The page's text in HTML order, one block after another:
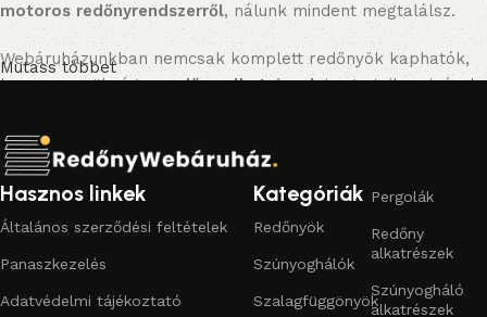
motoros redőnyrendszerről, nálunk mindent megtalálsz.
Webáruházunkban nemcsak komplett redőnyök kaphatók,
hanem a szükségesredőny alkatrészekis: gurtnik, zsinórok,
Emellett praktikus
kivitelben) és kiegészítőket is kínálunk, hogy otthonod
kényelmes és biztonságos legyen.
Miért érdemes a Redőny Webáruházat választani?
műanyag redőnytől az alumínium
redőnyön át a motoros megoldásokig.
Mutass többet
Hasznos linkek
Általános szerződési feltételek
Panaszkezelés
Adatvédelmi tájékoztató
Kategóriák
Redőnyök
Szúnyoghálók
Szalagfüggönyök
Pergolák
Redőny
alkatrészek
Szúnyogháló
alkatrészek